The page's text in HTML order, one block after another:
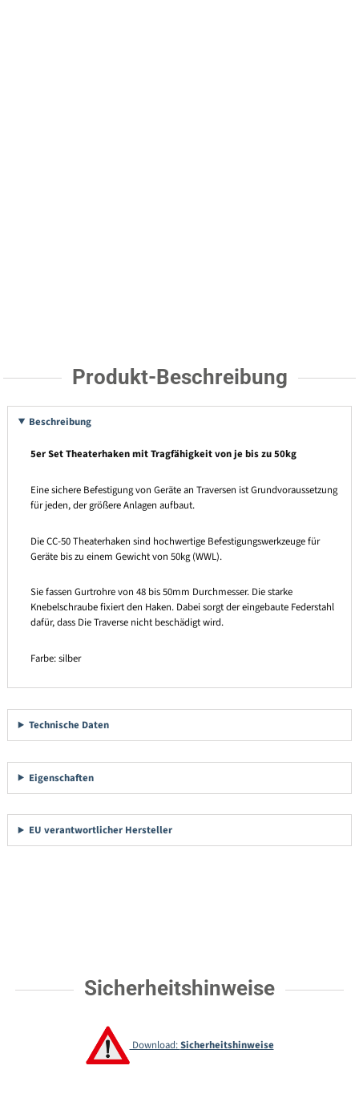
Produkt-Beschreibung
Beschreibung
5er Set Theaterhaken mit Tragfähigkeit von je bis zu 50kg
Eine sichere Befestigung von Geräte an Traversen ist Grundvoraussetzung
für jeden, der größere Anlagen aufbaut.
Die CC-50 Theaterhaken sind hochwertige Befestigungswerkzeuge für
Geräte bis zu einem Gewicht von 50kg (WWL).
Sie fassen Gurtrohre von 48 bis 50mm Durchmesser. Die starke
Knebelschraube fixiert den Haken. Dabei sorgt der eingebaute Federstahl
dafür, dass Die Traverse nicht beschädigt wird.
Farbe: silber
Technische Daten
Eigenschaften
EU verantwortlicher Hersteller
Sicherheitshinweise
Download:Sicherheitshinweise